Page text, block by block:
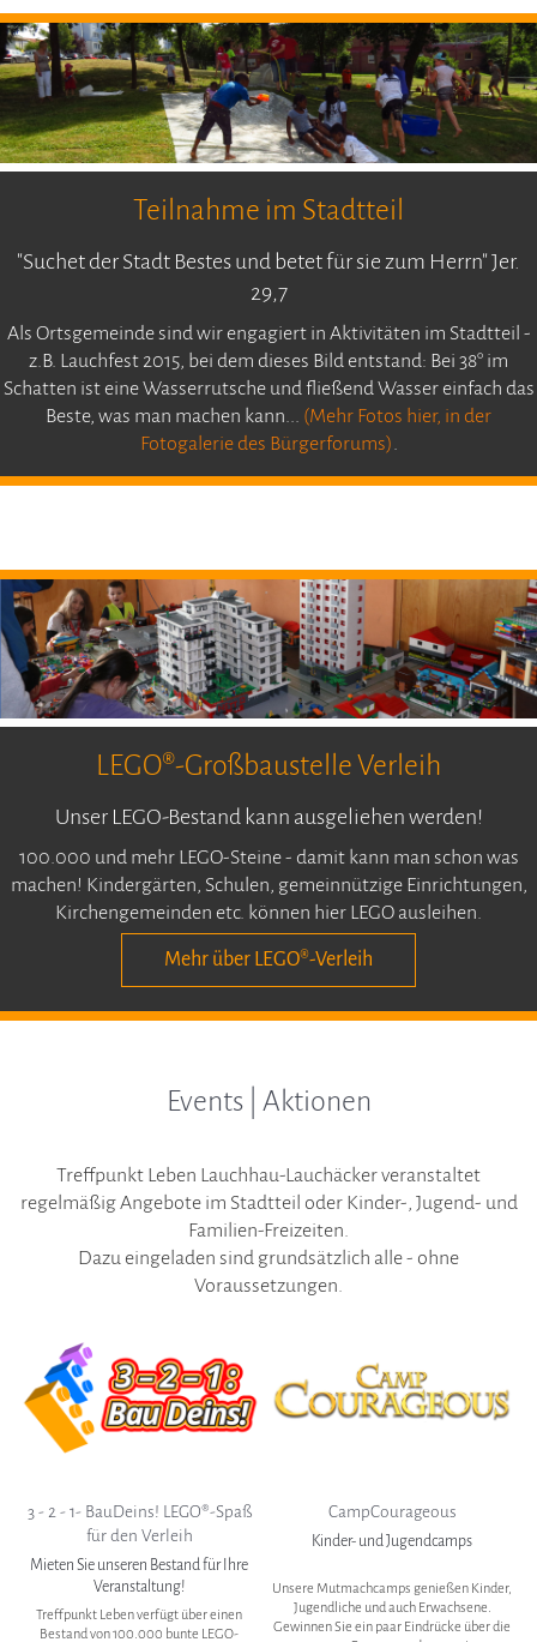
Teilnahme im Stadtteil
"Suchet der Stadt Bestes und betet für sie zum Herrn" Jer.
29,7
Als Ortsgemeinde sind wir engagiert in Aktivitäten im Stadtteil -
z.B. Lauchfest 2015, bei dem dieses Bild entstand: Bei 38° im
Schatten ist eine Wasserrutsche und fließend Wasser einfach das
Beste, was man machen kann... (Mehr Fotos hier, in der
Fotogalerie des Bürgerforums).
LEGO®-Großbaustelle Verleih
Unser LEGO-Bestand kann ausgeliehen werden!
100.000 und mehr LEGO-Steine - damit kann man schon was
machen! Kindergärten, Schulen, gemeinnützige Einrichtungen,
Kirchengemeinden etc. können hier LEGO ausleihen.
Mehr über LEGO®-Verleih
Events | Aktionen
Treffpunkt Leben Lauchhau-Lauchäcker veranstaltet
regelmäßig Angebote im Stadtteil oder Kinder-, Jugend- und
Familien-Freizeiten.
Dazu eingeladen sind grundsätzlich alle - ohne
Voraussetzungen.
3 - 2 - 1- BauDeins! LEGO®-Spaß
für den Verleih
Mieten Sie unseren Bestand für Ihre
Veranstaltung!
Treffpunkt Leben verfügt über einen
Bestand von 100.000 bunte LEGO-
CampCourageous
Kinder- und Jugendcamps
Unsere Mutmachcamps genießen Kinder,
Jugendliche und auch Erwachsene.
Gewinnen Sie ein paar Eindrücke über die